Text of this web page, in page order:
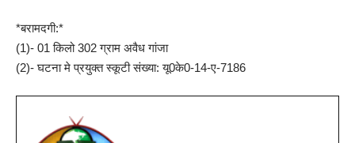
*बरामदगी:*
(1)- 01 किलो 302 ग्राम अवैध गांजा
(2)- घटना मे प्रयुक्त स्कूटी संख्या: यू0के0-14-ए-7186